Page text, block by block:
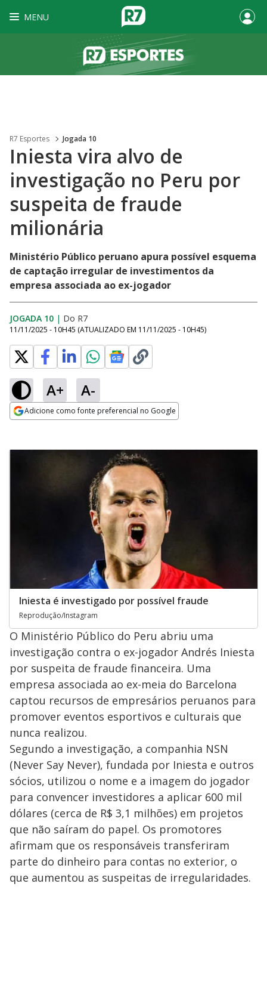
MENU
R7 Esportes Jogada 10
Iniesta vira alvo de
investigação no Peru por
suspeita de fraude
milionária
Ministério Público peruano apura possível esquema
de captação irregular de investimentos da
empresa associada ao ex-jogador
JOGADA 10 | Do R7
11/11/2025 - 10H45 (ATUALIZADO EM 11/11/2025 - 10H45)
A+ A-
Adicione como fonte preferencial no Google
Iniesta é investigado por possível fraude
Reprodução/Instagram
O Ministério Público do Peru abriu uma
investigação contra o ex-jogador Andrés Iniesta
por suspeita de fraude financeira. Uma
empresa associada ao ex-meia do Barcelona
captou recursos de empresários peruanos para
promover eventos esportivos e culturais que
nunca realizou.
Segundo a investigação, a companhia NSN
(Never Say Never), fundada por Iniesta e outros
sócios, utilizou o nome e a imagem do jogador
para convencer investidores a aplicar 600 mil
dólares (cerca de R$ 3,1 milhões) em projetos
que não saíram do papel. Os promotores
afirmam que os responsáveis transferiram
parte do dinheiro para contas no exterior, o
que aumentou as suspeitas de irregularidades.